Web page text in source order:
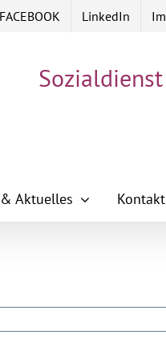
FACEBOOK LinkedIn
Aktuelles Kontakt